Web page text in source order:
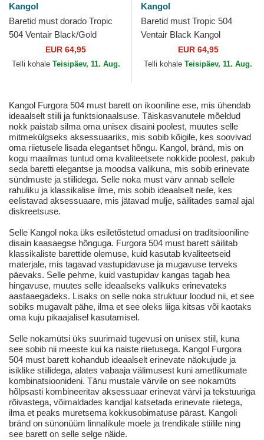
Kangol
Baretid must dorado Tropic
504 Ventair Black/Gold
EUR 64,95
Telli kohale Teisipäev, 11. Aug.
Kangol
Baretid must Tropic 504
Ventair Black Kangol
EUR 64,95
Telli kohale Teisipäev, 11. Aug.
Kangol Furgora 504 must barett on ikooniline ese, mis ühendab
ideaalselt stiili ja funktsionaalsuse. Täiskasvanutele mõeldud
nokk paistab silma oma unisex disaini poolest, muutes selle
mitmekülgseks aksessuaariks, mis sobib kõigile, kes soovivad
oma riietusele lisada elegantset hõngu. Kangol, bränd, mis on
kogu maailmas tuntud oma kvaliteetsete nokkide poolest, pakub
seda baretti elegantse ja moodsa valikuna, mis sobib erinevate
sündmuste ja stiilidega. Selle noka must värv annab sellele
rahuliku ja klassikalise ilme, mis sobib ideaalselt neile, kes
eelistavad aksessuaare, mis jätavad mulje, säilitades samal ajal
diskreetsuse.
Selle Kangol noka üks esiletõstetud omadusi on traditsiooniline
disain kaasaegse hõnguga. Furgora 504 must barett säilitab
klassikaliste barettide olemuse, kuid kasutab kvaliteetseid
materjale, mis tagavad vastupidavuse ja mugavuse terveks
päevaks. Selle pehme, kuid vastupidav kangas tagab hea
hingavuse, muutes selle ideaalseks valikuks erinevateks
aastaaegadeks. Lisaks on selle noka struktuur loodud nii, et see
sobiks mugavalt pähe, ilma et see oleks liiga kitsas või kaotaks
oma kuju pikaajalisel kasutamisel.
Selle nokamütsi üks suurimaid tugevusi on unisex stiil, kuna
see sobib nii meeste kui ka naiste riietusega. Kangol Furgora
504 must barett kohandub ideaalselt erinevate näokujude ja
isiklike stiilidega, alates vabaaja välimusest kuni ametlikumate
kombinatsioonideni. Tänu mustale värvile on see nokamüts
hõlpsasti kombineeritav aksessuaar erinevat värvi ja tekstuuriga
rõivastega, võimaldades kandjal katsetada erinevate riietega,
ilma et peaks muretsema kokkusobimatuse pärast. Kangoli
bränd on sünonüüm linnalikule moele ja trendikale stiilile ning
see barett on selle selge näide.